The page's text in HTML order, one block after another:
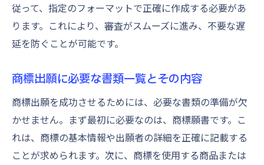
従って、指定のフォーマットで正確に作成する必要があ
ります。これにより、審査がスムーズに進み、不要な遅
延を防ぐことが可能です。
商標出願に必要な書類一覧とその内容
商標出願を成功させるためには、必要な書類の準備が欠
かせません。まず最初に必要なのは、商標願書です。こ
れは、商標の基本情報や出願者の詳細を正確に記載する
ことが求められます。次に、商標を使用する商品または